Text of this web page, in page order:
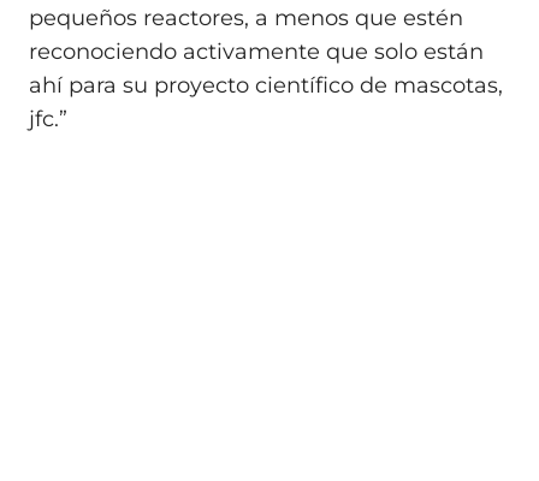
pequeños reactores, a menos que estén
reconociendo activamente que solo están
ahí para su proyecto científico de mascotas,
jfc.”